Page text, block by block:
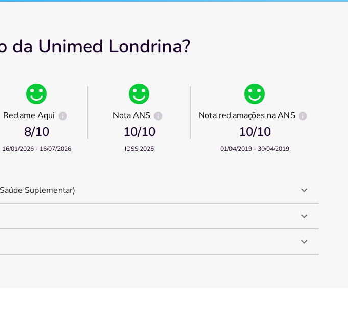
da Unimed Londrina?
Reclame Aqui
8/10
16/01/2026 - 16/07/2026
Nota ANS
10/10
IDSS 2025
Nota reclamações na ANS
10/10
01/04/2019 - 30/04/2019
Suplementar)